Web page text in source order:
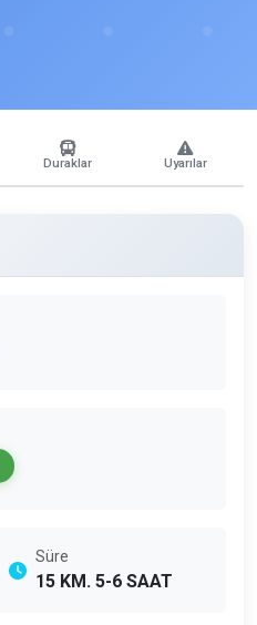
Duraklar Uyarılar
Süre
15 KM. 5-6 SAAT